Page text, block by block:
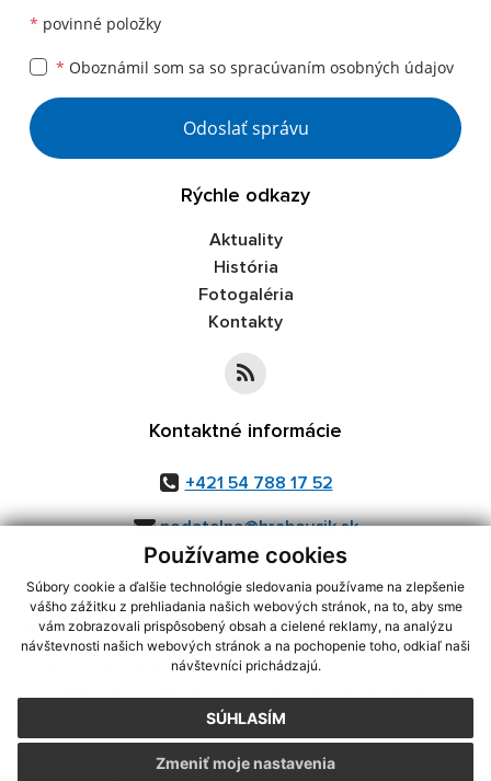
Používame cookies
Súbory cookie a ďalšie technológie sledovania používame na zlepšenie
vášho zážitku z prehliadania našich webových stránok, na to, aby sme
vám zobrazovali prispôsobený obsah a cielené reklamy, na analýzu
návštevnosti našich webových stránok a na pochopenie toho, odkiaľ naši
návštevníci prichádzajú.
SÚHLASÍM
Zmeniť moje nastavenia
* povinné položky
* Oboznámil som sa so spracúvaním osobných údajov
Google reCaptcha Response
Odoslať správu
Rýchle odkazy
Aktuality
História
Fotogaléria
Kontakty
Kontaktné informácie
+421 54 788 17 52
podatelna@hrabovcik.sk
využite možnosť získavania aktuálnych informácií s využitím RSS
CMS systém (redakčný) systém ECHELON 2,Mapa stránok,web portál
webex.digital, s.r.o.,domény,registrácia domény
Posledná aktualizácia:23.06.2026
Vytlačiť stránku|Vyhlásenie o prístupnosti